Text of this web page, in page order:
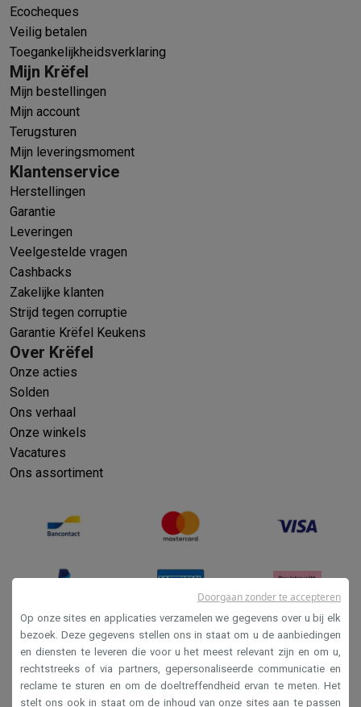
Ecocheques
Veilig betalen
Toegankelijkheidsverklaring
Mijn Krëfel
Mijn bestellingen
Mijn account
Terugsturen
Mijn leveringsmoment
Klantenservice
Herstellingen
Garantie
Leveringen
Veelgestelde vragen
Cashbacks
Zakelijke klanten
Strijd tegen corruptie
Garantie Krëfel Keukens
Over Krëfel
Onze acties
Solden
Ons verhaal
Onze winkels
Vacatures
Ons assortiment
Verkoopsvoorwaarden
Privacy
Op onze sites en applicaties verzamelen we gegevens over u bij elk
bezoek. Deze gegevens stellen ons in staat om u de aanbiedingen
en diensten te leveren die voor u het meest relevant zijn en om u,
rechtstreeks of via partners, gepersonaliseerde communicatie en
reclame te sturen en om de doeltreffendheid ervan te meten. Het
stelt ons ook in staat om de inhoud van onze sites aan te passen
Doorgaan zonder te accepteren